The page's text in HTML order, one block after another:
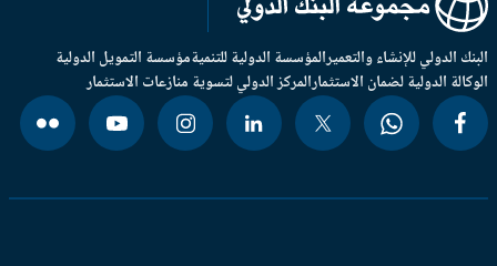
الدولي للإنشاء والتعميرالمؤسسة الدولية للتنميةمؤسسة التمويل الدولية
الدولية لضمان الاستثمارالمركز الدولي لتسوية منازعات الاستثمار